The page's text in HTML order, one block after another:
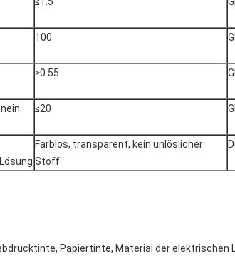
100
≥0.55
≤20
Farblos, transparent, kein unlöslicher
Stoff
Papiertinte, Material der elektrischen